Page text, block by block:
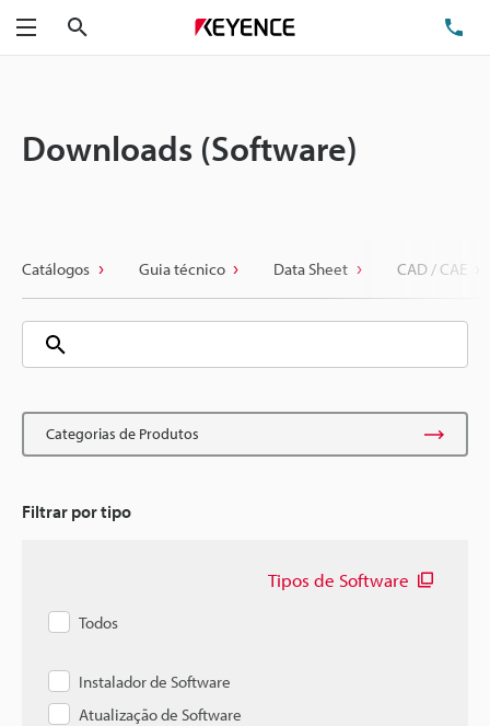
Menu
Downloads (Software)
Catálogos Guia técnico Data Sheet CAD / CAE
Categorias de Produtos
Filtrar por tipo
Tipos de Software
Todos
Instalador de Software
Atualização de Software